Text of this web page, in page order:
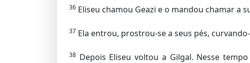
36 Eliseu chamou Geazi e o mandou chamar a
37 Ela entrou, prostrou-se a seus pés,
38 Depois Eliseu voltou a Gilgal. Nesse